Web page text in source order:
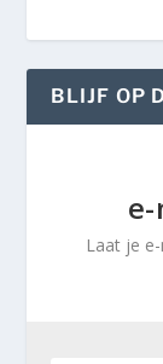
BLIJF OP
Laat je